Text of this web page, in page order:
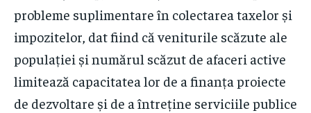
probleme suplimentare în colectarea taxelor și
impozitelor, dat fiind că veniturile scăzute ale
populației și numărul scăzut de afaceri active
limitează capacitatea lor de a finanța proiecte
de dezvoltare și de a întreține serviciile publice